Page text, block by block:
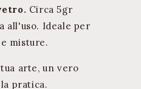
Circa 5gr
all'uso. Ideale per
misture.
arte, un vero
pratica.